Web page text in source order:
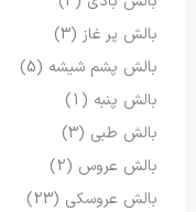
بالش پر غاز (3)
بالش پشم شیشه (5)
بالش پنبه (1)
بالش طبی (3)
بالش عروس (2)
بالش عروسکی (23)